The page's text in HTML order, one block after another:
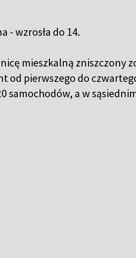
- wzrosła do 14.
mieszkalną zniszczony
od pierwszego do
samochodów, a w